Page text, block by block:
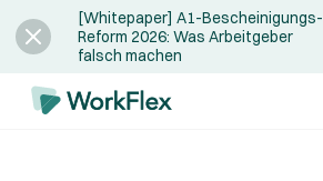
[Whitepaper] A1-Bescheinigungs-
Reform 2026: Was Arbeitgeber
falsch machen